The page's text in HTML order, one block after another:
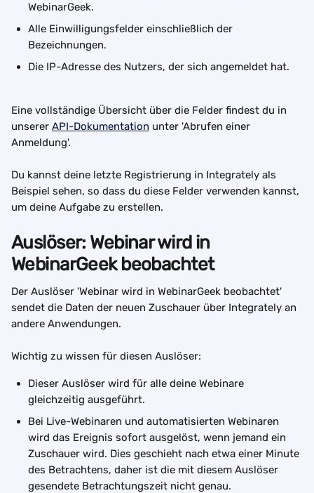
WebinarGeek.
Alle Einwilligungsfelder einschließlich der
Bezeichnungen.
Die IP-Adresse des Nutzers, der sich angemeldet hat.
Eine vollständige Übersicht über die Felder findest du in
unserer API-Dokumentation unter 'Abrufen einer
Anmeldung'.
Du kannst deine letzte Registrierung in Integrately als
Beispiel sehen, so dass du diese Felder verwenden kannst,
um deine Aufgabe zu erstellen.
Auslöser: Webinar wird in
WebinarGeek beobachtet
Der Auslöser 'Webinar wird in WebinarGeek beobachtet'
sendet die Daten der neuen Zuschauer über Integrately an
andere Anwendungen.
Wichtig zu wissen für diesen Auslöser:
Dieser Auslöser wird für alle deine Webinare
gleichzeitig ausgeführt.
Bei Live-Webinaren und automatisierten Webinaren
wird das Ereignis sofort ausgelöst, wenn jemand ein
Zuschauer wird. Dies geschieht nach etwa einer Minute
des Betrachtens, daher ist die mit diesem Auslöser
gesendete Betrachtungszeit nicht genau.